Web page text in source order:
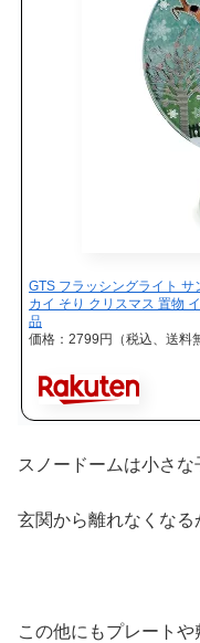
GTS フラッシングライト
カイ そり クリスマス 置物
品
価格：2799円（税込、送料
スノードームは小さな
玄関から離れなくなる
この他にもプレート